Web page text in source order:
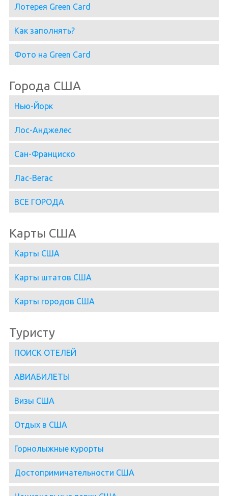
Лотерея Green Card
Как заполнять?
Фото на Green Card
Города США
Нью-Йорк
Лос-Анджелес
Сан-Франциско
Лас-Вегас
ВСЕ ГОРОДА
Карты США
Карты США
Карты штатов США
Карты городов США
Туристу
ПОИСК ОТЕЛЕЙ
АВИАБИЛЕТЫ
Визы США
Отдых в США
Горнолыжные курорты
Достопримичательности США